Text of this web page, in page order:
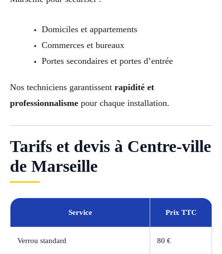
Domiciles et appartements
Commerces et bureaux
Portes secondaires et portes d’entrée
Nos techniciens garantissent rapidité et
professionnalisme pour chaque installation.
Tarifs et devis à Centre-ville
de Marseille
Service Prix TTC
Verrou standard 80 €